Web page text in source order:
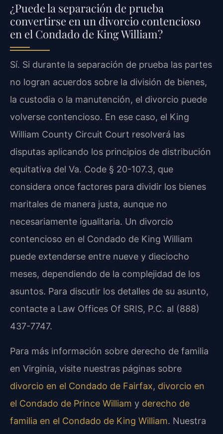
¿Puede la separación de prueba
convertirse en un divorcio contencioso
en el Condado de King William?
Sí. Si durante la separación de prueba las partes
no logran acuerdos sobre la división de bienes,
la custodia o la manutención, el divorcio puede
volverse contencioso. En ese caso, el King
William County Circuit Court resolverá las
disputas aplicando los principios de distribución
equitativa del Va. Code § 20-107.3, que
considera once factores para dividir los bienes
maritales de manera justa, aunque no
necesariamente igualitaria. Un divorcio
contencioso en el Condado de King William
puede extenderse entre nueve y dieciocho
meses, dependiendo de la complejidad de los
asuntos. Para discutir los detalles de su asunto,
contacte a Law Offices Of SRIS, P.C. al (888)
437-7747.
Para más información sobre derecho de familia
en Virginia, visite nuestras páginas sobre
divorcio en el Condado de Fairfax, divorcio en
el Condado de Prince William y derecho de
familia en el Condado de King William. Nuestra